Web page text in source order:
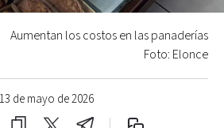
13 de mayo de 2026
Aumentan los costos en las panaderías
Foto: Elonce